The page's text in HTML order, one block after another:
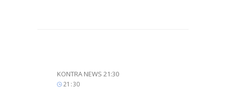
KONTRA NEWS 21:30
21 :30